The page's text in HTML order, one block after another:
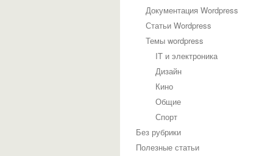
Документация Wordpress
Статьи Wordpress
Темы wordpress
IT и электроника
Дизайн
Кино
Общие
Спорт
Без рубрики
Полезные статьи